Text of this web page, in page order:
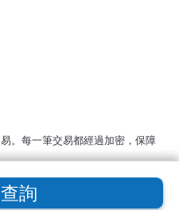
詢
。每一筆交易都經過加密，保障
條款隱私權政策